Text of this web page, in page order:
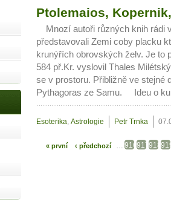
Ptolemaios,
Mnozí autoři různých knih rádi
představovali Zemi coby placku
krunýřích obrovských želv. Je to
584 př.Kr. vyslovil Thales
se v prostoru. Přibližně ve stejné
Pythagoras ze Samu. Ideu o
Esoterika, Astrologie Petr Trnka
« první ‹ předchozí … 916917918